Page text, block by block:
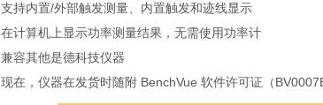
支持内置/外部触发测量、内置触发和迹线显示
在计算机上显示功率测量结果，无需使用功率计
兼容其他是德科技仪器
现在，仪器在发货时随附 BenchVue 软件许可证（